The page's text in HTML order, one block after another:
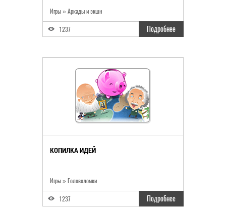
Игры» Аркады и экшн
1237 Подробнее
КОПИЛКА ИДЕЙ
Игры» Головоломки
1237 Подробнее